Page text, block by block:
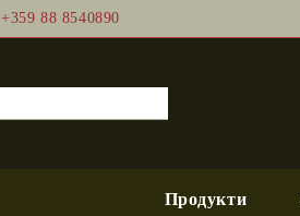
+359 88 8540890
Продукти